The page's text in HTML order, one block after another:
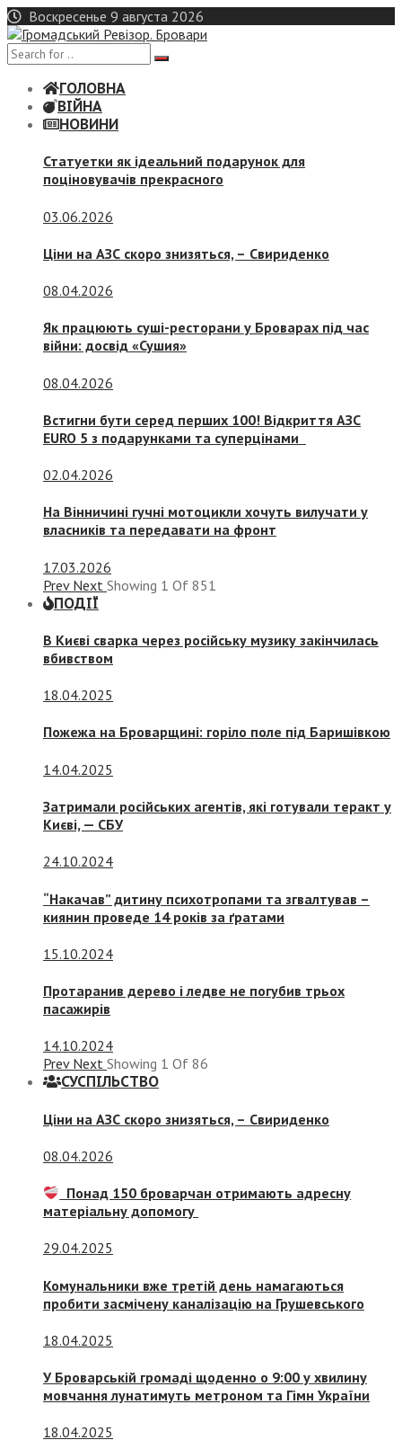
Skip
to
content
Воскресенье 9 августа 2026
ГОЛОВНА
ВІЙНА
НОВИНИ
Статуетки як ідеальний подарунок для
поціновувачів прекрасного
03.06.2026
Ціни на АЗС скоро знизяться, – Свириденко
08.04.2026
Як працюють суші-ресторани у Броварах під час
війни: досвід «Сушия»
08.04.2026
Встигни бути серед перших 100! Відкриття АЗС
EURO 5 з подарунками та суперцінами
02.04.2026
На Вінничині гучні мотоцикли хочуть вилучати у
власників та передавати на фронт
17.03.2026
Prev Next Showing 1 Of 851
ПОДІЇ
В Києві сварка через російську музику закінчилась
вбивством
18.04.2025
Пожежа на Броварщині: горіло поле під Баришівкою
14.04.2025
Затримали російських агентів, які готували теракт у
Києві, — СБУ
24.10.2024
“Накачав” дитину психотропами та згвалтував –
киянин проведе 14 років за ґратами
15.10.2024
Протаранив дерево і ледве не погубив трьох
пасажирів
14.10.2024
Prev Next Showing 1 Of 86
СУСПIЛЬСТВО
Ціни на АЗС скоро знизяться, – Свириденко
08.04.2026
Понад 150 броварчан отримають адресну
матеріальну допомогу
29.04.2025
Комунальники вже третій день намагаються
пробити засмічену каналізацію на Грушевського
18.04.2025
У Броварській громаді щоденно о 9:00 у хвилину
мовчання лунатимуть метроном та Гімн України
18.04.2025